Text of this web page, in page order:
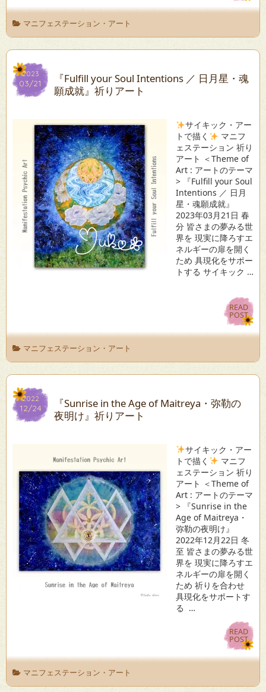
マニフェステーション・アート
2023
03/21
2023
03/21
『Fulfill your Soul Intentions ／ 日月星・魂
願成就』祈りアート
サイキック・アー
トで描く
マニフ
ェステーション 祈り
アート ＜Theme of
Art : アートのテーマ
> 『Fulfill your Soul
Intentions ／ 日月
星・魂願成就』
2023年03月21日 春
分 皆さまの夢みる世
界を 現実に降ろすエ
ネルギーの扉を開く
ため 具現化をサポー
トする サイキック …
READ
POST
READ
POST
マニフェステーション・アート
2022
12/24
2022
12/24
『Sunrise in the Age of Maitreya・弥勒の
夜明け』祈りアート
サイキック・アー
トで描く
マニフ
ェステーション 祈り
アート ＜Theme of
Art : アートのテーマ
> 『Sunrise in the
Age of Maitreya・
弥勒の夜明け』
2022年12月22日 冬
至 皆さまの夢みる世
界を 現実に降ろすエ
ネルギーの扉を開く
ため 祈りを合わせ
具現化をサポートす
る …
READ
POST
READ
POST
マニフェステーション・アート